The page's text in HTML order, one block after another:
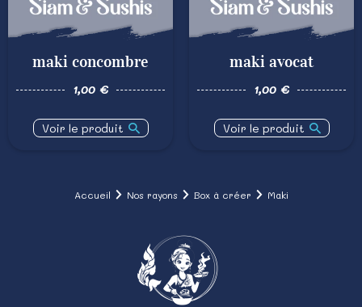
maki concombre
1,00 €
Voir le produit
maki avocat
1,00 €
Voir le produit
Accueil Nos rayons Box à créer Maki